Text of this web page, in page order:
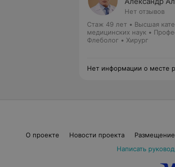
Нет отзывов
Стаж 49 лет • Высшая
медицинских наук •
Флеболог • Хирург
Нет информации о месте
О проекте Новости проекта
Написать